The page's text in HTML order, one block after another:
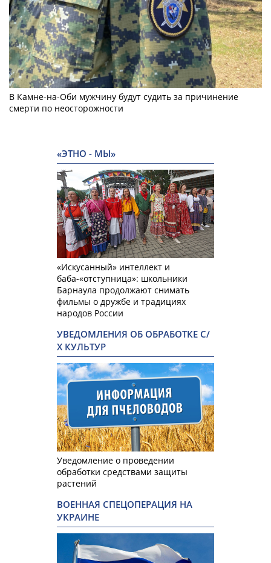
В Камне-на-Оби мужчину будут судить за причинение
смерти по неосторожности
«ЭТНО - МЫ»
«Искусанный» интеллект и
баба-«отступница»: школьники
Барнаула продолжают снимать
фильмы о дружбе и традициях
народов России
УВЕДОМЛЕНИЯ ОБ ОБРАБОТКЕ С/
Х КУЛЬТУР
Уведомление о проведении
обработки средствами защиты
растений
ВОЕННАЯ СПЕЦОПЕРАЦИЯ НА
УКРАИНЕ